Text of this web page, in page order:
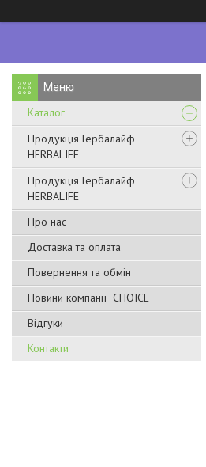
Каталог
Продукція Гербалайф
HERBALIFE
Продукція Гербалайф
HERBALIFE
Про нас
Доставка та оплата
Повернення та обмін
Новини компанії CHOICE
Відгуки
Контакти